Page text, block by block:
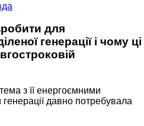
для
генерації і чому ці
з її енергоємними
давно потребувала